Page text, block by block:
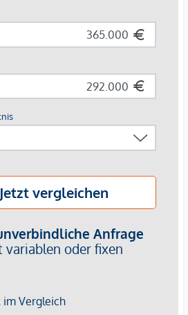
und -kühlung mittels
und 1. Dachgeschoss
in Eiche
Freiflächen
es sich um eine